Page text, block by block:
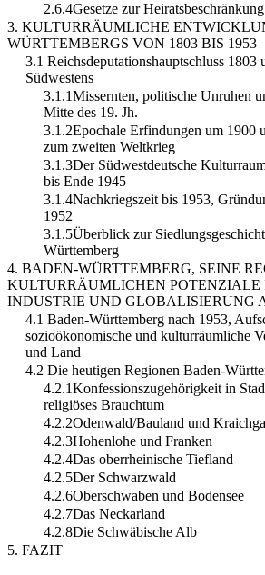
2.6.4Gesetze zur
3. KULTURRÄUMLICHE
WÜRTTEMBERGS VON 1803 BIS 1953
3.1 Reichsdeputationshauptschluss 1803
Südwestens
3.1.1Missernten, politische Unruhen
Mitte des 19. Jh.
3.1.2Epochale Erfindungen um 1900
zum zweiten Weltkrieg
3.1.3Der Südwestdeutsche
bis Ende 1945
3.1.4Nachkriegszeit bis 1953,
1952
3.1.5Überblick zur
Württemberg
4. BADEN-WÜRTTEMBERG, SEINE
KULTURRÄUMLICHEN POTENZIALE
INDUSTRIE UND GLOBALISIERUNG
4.1 Baden-Württemberg nach 1953,
sozioökonomische und kulturräumliche
und Land
4.2 Die heutigen Regionen Baden-
4.2.1Konfessionszugehörigkeit in
religiöses Brauchtum
4.2.2Odenwald/Bauland und
4.2.3Hohenlohe und Franken
4.2.4Das oberrheinische Tiefland
4.2.5Der Schwarzwald
4.2.6Oberschwaben und Bodensee
4.2.7Das Neckarland
4.2.8Die Schwäbische Alb
5. FAZIT